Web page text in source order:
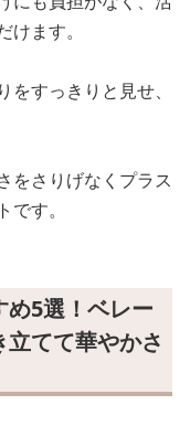
ます。
すっきりと見せ、
をさりげなくプラス
す。
5選！ベレー
てて華やかさ